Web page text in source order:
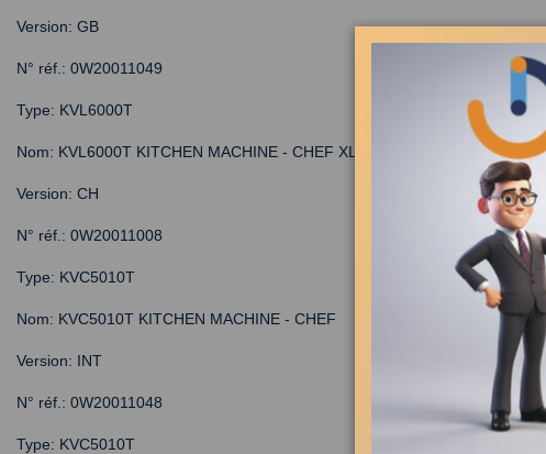
Version: GB
N° réf.: 0W20011049
Type: KVL6000T
Nom: KVL6000T KITCHEN MACHINE - CHEF XL SENSE
Version: CH
N° réf.: 0W20011008
Type: KVC5010T
Nom: KVC5010T KITCHEN MACHINE - CHEF
Version: INT
N° réf.: 0W20011048
Type: KVC5010T